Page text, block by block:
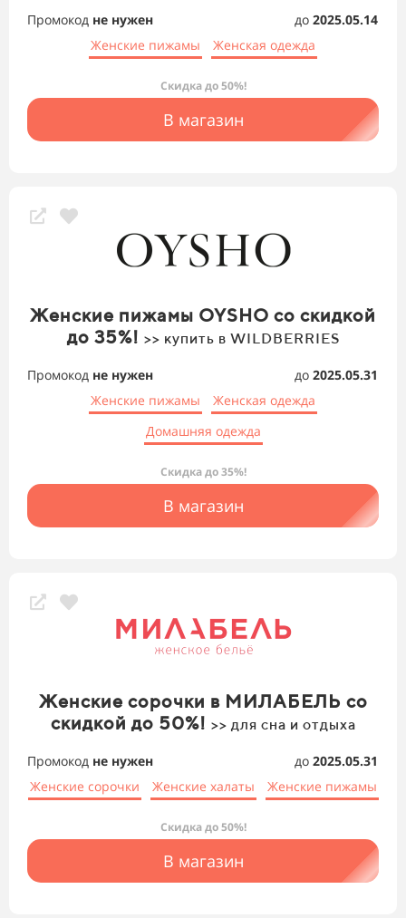
Промокод не нужен до 2025.05.14
Женские пижамы
Женская одежда
Скидка до 50%!
В магазин
Женские пижамы OYSHO со скидкой
до 35%! >> купить в WILDBERRIES
Промокод не нужен до 2025.05.31
Женские пижамы
Женская одежда
Домашняя одежда
Скидка до 35%!
В магазин
Женские сорочки в МИЛАБЕЛЬ со
скидкой до 50%! >> для сна и отдыха
Промокод не нужен до 2025.05.31
Женские сорочки
Женские халаты Женские пижамы
Скидка до 50%!
В магазин